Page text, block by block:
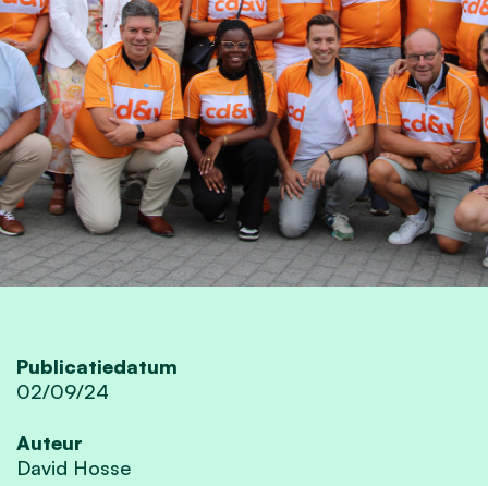
Publicatiedatum
02/09/24
Auteur
David Hosse